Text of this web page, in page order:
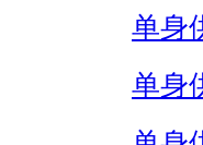
单身
单身